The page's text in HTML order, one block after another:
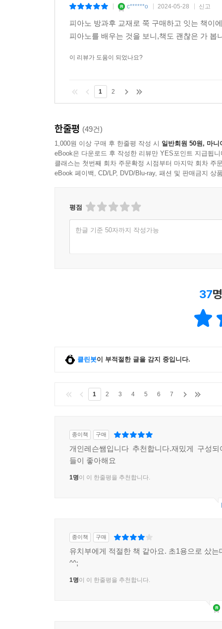
c******o 2024-05-28 신고
피아노 방과후 교재로 쭉 구매하고 잇는 책이
피아노를 배우는 것을 보니,책도 괜찮은 가
이 리뷰가 도움이 되었나요?
1 2
한줄평 (49건)
1,000원 이상 구매 후 한줄평 작성 시 일반회원 50원, 마니
eBook은 다운로드 후 작성한 리뷰만 YES포인트 지급됩니
클래스는 첫번째 회차 주문확정 시점부터 마지막 회차 주
eBook 페이백, CD/LP, DVD/Blu-ray, 패션 및 판매금지 상
평점
한글 기준 50자까지 작성가능
37
클린봇이 부적절한 글을 감지 중입니다.
1 2 3 4 5 6 7
종이책 구매
개인레슨쌤입니다 추천합니다.재밌게 구성
들이 좋아해요
1명이 이 한줄평을 추천합니다.
종이책 구매
유치부에게 적절한 책 같아요. 초1용으로 샀는
^^;
1명이 이 한줄평을 추천합니다.